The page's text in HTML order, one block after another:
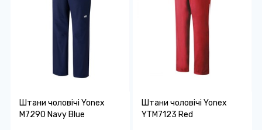
Штани чоловічі Yonex
M7290 Navy Blue
Штани чоловічі Yonex
YTM7123 Red